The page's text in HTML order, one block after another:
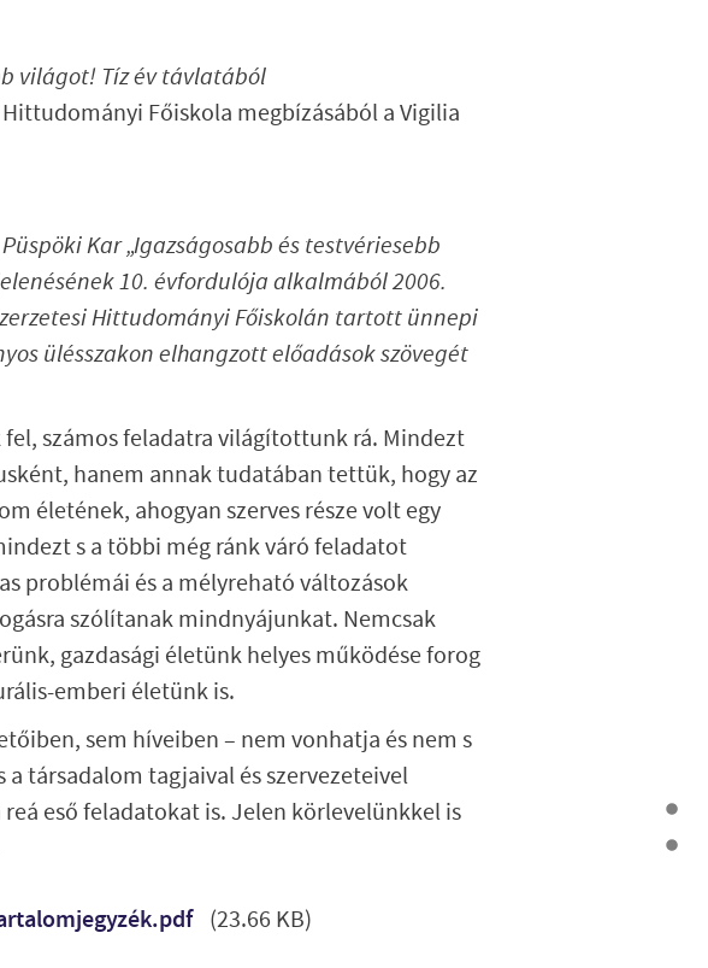
világot! Tíz év távlatából
Főiskola megbízásából a Vigilia
Kar „Igazságosabb és testvériesebb
10. évfordulója alkalmából 2006.
Hittudományi Főiskolán tartott ünnepi
ülésszakon elhangzott előadások szövegét
számos feladatra világítottunk rá. Mindezt
hanem annak tudatában tettük, hogy az
életének, ahogyan szerves része volt egy
s a többi még ránk váró feladatot
problémái és a mélyreható változások
szólítanak mindnyájunkat. Nemcsak
gazdasági életünk helyes működése forog
emberi életünk is.
sem híveiben – nem vonhatja és nem s
társadalom tagjaival és szervezeteivel
eső feladatokat is. Jelen körlevelünkkel is
(23.66 KB)